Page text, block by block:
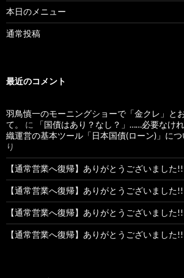
本日のメニュー
通常投稿
最近のコメント
羽鳥慎一のモーニングショーで「金クレ」と
て。
に
「国債はあり？なし？」……必要なけ
織運営の基本ツール「日本国債(ローン)」に
り
【通常営業へ復帰】ありがとうございました!!
【通常営業へ復帰】ありがとうございました!!
【通常営業へ復帰】ありがとうございました!!
【通常営業へ復帰】ありがとうございました!!